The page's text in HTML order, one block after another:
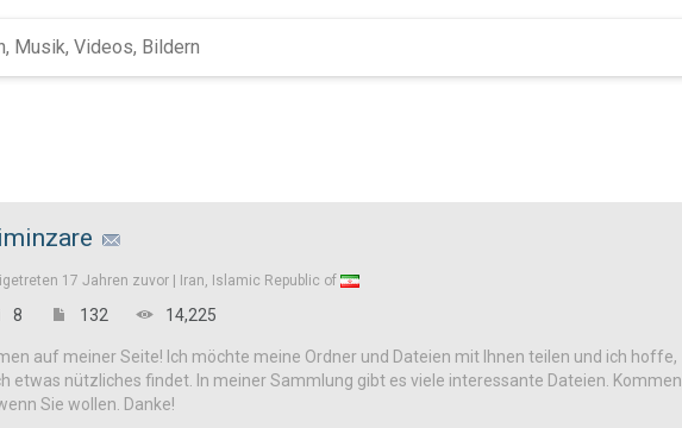
17 Jahren zuvor | Iran, Islamic Republic of
8 132 14,225
auf meiner Seite! Ich möchte meine Ordner und Dateien mit Ihnen teilen und ich hoffe,
etwas nützliches findet. In meiner Sammlung gibt es viele interessante Dateien. Kommen
Sie wollen. Danke!